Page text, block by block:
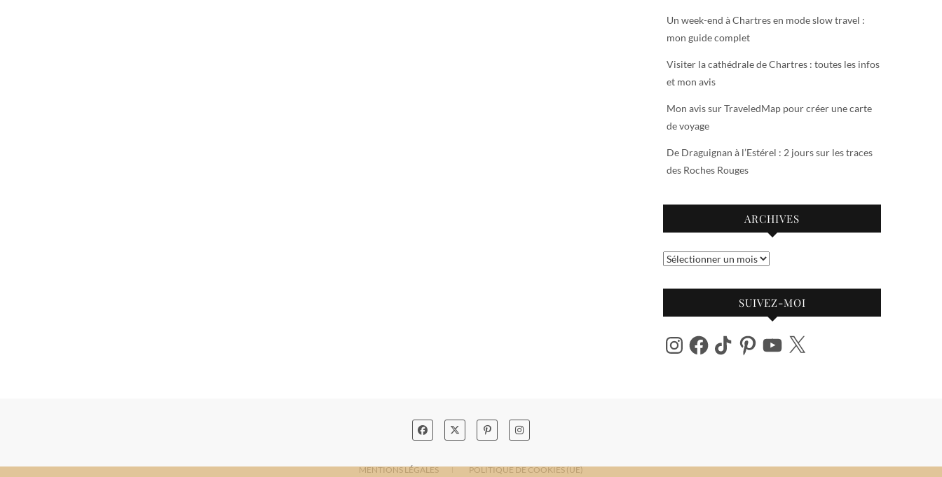
Un week-end à Chartres en mode slow travel :
mon guide complet
Visiter la cathédrale de Chartres : toutes les infos
et mon avis
Mon avis sur TraveledMap pour créer une carte
de voyage
De Draguignan à l’Estérel : 2 jours sur les traces
des Roches Rouges
ARCHIVES
Archives
SUIVEZ-MOI
InstagramFacebook
TikTok PinterestYouTube
X
MENTIONS LÉGALES POLITIQUE DE COOKIES (UE)